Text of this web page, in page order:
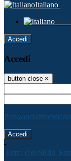
Italiano
Accedi
Accedi
button close ×
Password
-
Entra con SPID